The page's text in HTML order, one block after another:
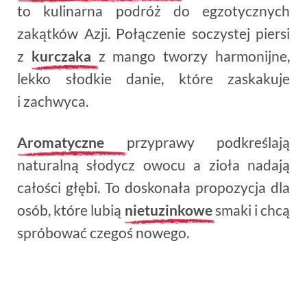
to kulinarna podróż do egzotycznych
zakątków Azji. Połączenie soczystej piersi
z kurczaka z mango tworzy harmonijne,
lekko słodkie danie, które zaskakuje
i zachwyca.
Aromatyczne
przyprawy podkreślają
naturalną słodycz owocu a zioła nadają
całości głębi. To doskonała propozycja dla
osób, które lubią nietuzinkowesmaki i chcą
spróbować czegoś nowego.